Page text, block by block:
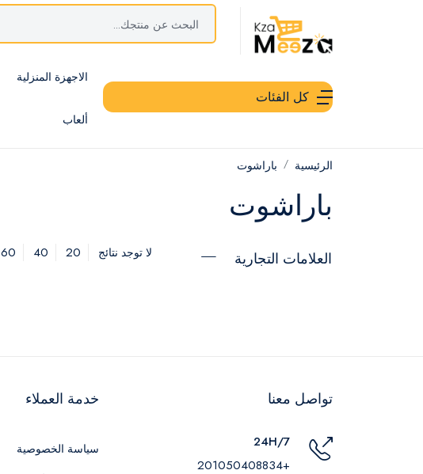
كل الفئات
الاجهزة المنزلية
ألعاب
الرئيسية باراشوت
باراشوت
العلامات التجارية لا توجد نتائج 20
40
60
تواصل معنا
24H/7
+201050408834
خدمة العملاء
سياسة الخصوصية